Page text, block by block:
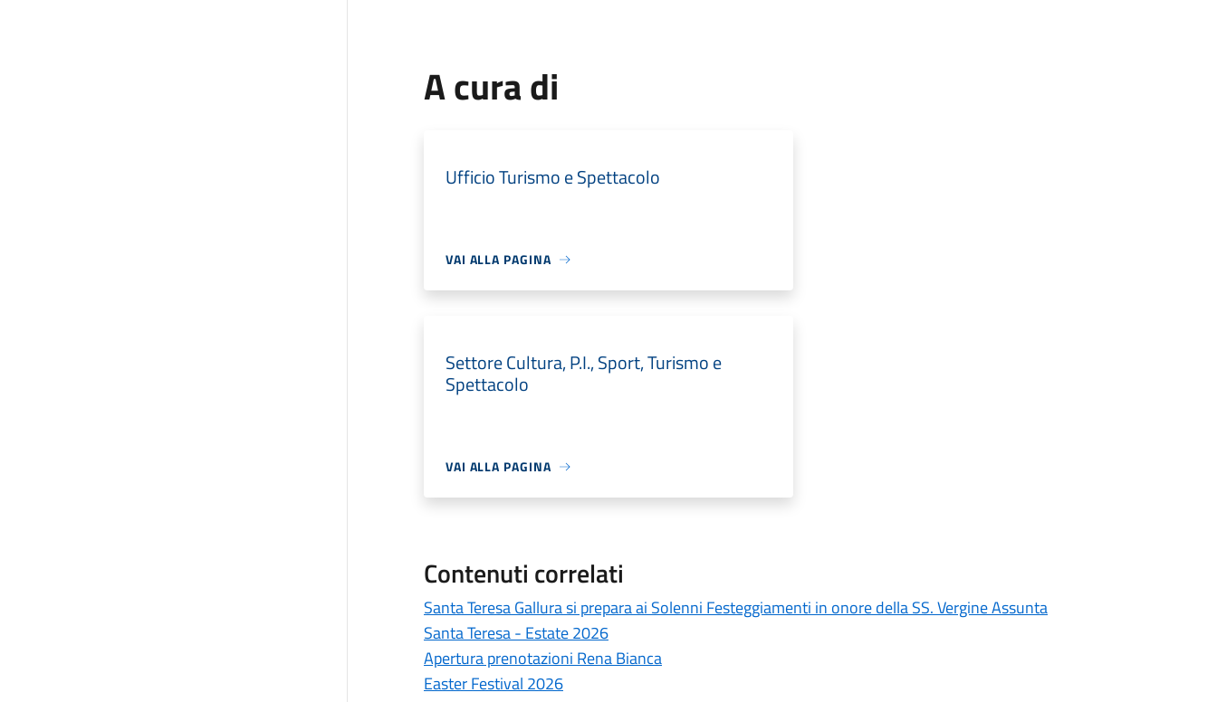
A cura di
Ufficio Turismo e Spettacolo
VAI ALLA PAGINA
Settore Cultura, P.I., Sport, Turismo e
Spettacolo
VAI ALLA PAGINA
Contenuti correlati
Santa Teresa Gallura si prepara ai Solenni Festeggiamenti in onore della SS. Vergine Assunta
Santa Teresa - Estate 2026
Apertura prenotazioni Rena Bianca
Easter Festival 2026